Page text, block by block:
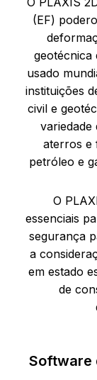
(EF)
geotécnica
usado
instituições
civil e
variedade
aterros e
petróleo e
O
essenciais
segurança
a
em estado
de
Software